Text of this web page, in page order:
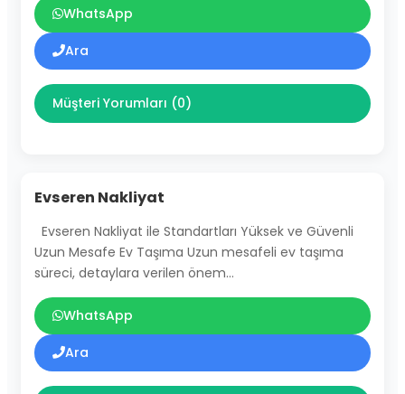
WhatsApp
Ara
Müşteri Yorumları (0)
Evseren Nakliyat
Evseren Nakliyat ile Standartları Yüksek ve Güvenli
Uzun Mesafe Ev Taşıma Uzun mesafeli ev taşıma
süreci, detaylara verilen önem…
WhatsApp
Ara